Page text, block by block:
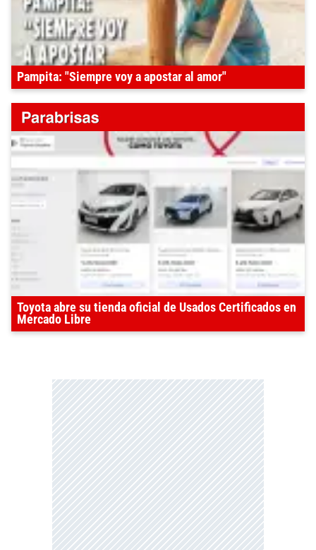
Pampita: "Siempre voy a apostar al amor"
Toyota abre su tienda oficial de Usados Certificados en
Mercado Libre